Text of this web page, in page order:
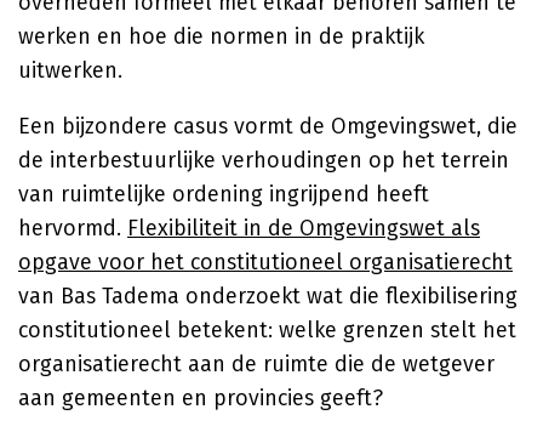
werken en hoe die normen in de praktijk
uitwerken.
Een bijzondere casus vormt de Omgevingswet, die
de interbestuurlijke verhoudingen op het terrein
van ruimtelijke ordening ingrijpend heeft
hervormd. Flexibiliteit in de Omgevingswet als
opgave voor het constitutioneel organisatierecht
van Bas Tadema onderzoekt wat die flexibilisering
constitutioneel betekent: welke grenzen stelt het
organisatierecht aan de ruimte die de wetgever
aan gemeenten en provincies geeft?